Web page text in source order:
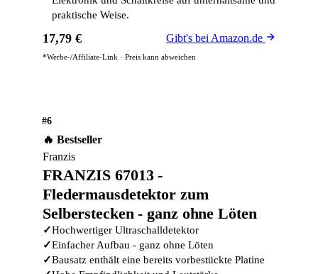
praktische Weise.
17,79 € Gibt's bei Amazon.de
*Werbe-/Affiliate-Link · Preis kann abweichen
#6
🔥 Bestseller
Franzis
FRANZIS 67013 -
Fledermausdetektor zum
Selberstecken - ganz ohne Löten
✓Hochwertiger Ultraschalldetektor
✓Einfacher Aufbau - ganz ohne Löten
✓Bausatz enthält eine bereits vorbestückte Platine